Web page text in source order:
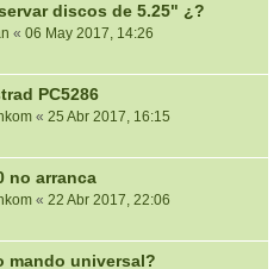
discos de 5.25" ¿?
« 06 May 2017, 14:26
PC5286
« 25 Abr 2017, 16:15
no arranca
« 22 Abr 2017, 22:06
mando universal?